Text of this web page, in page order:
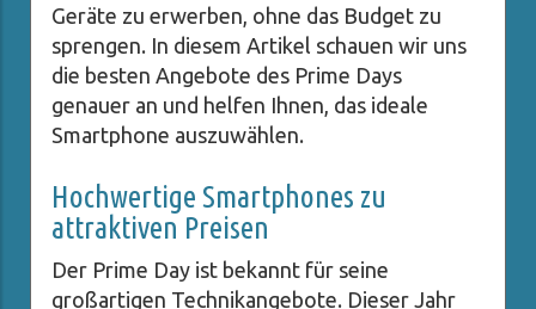
Geräte zu erwerben, ohne das Budget zu
sprengen. In diesem Artikel schauen wir uns
die besten Angebote des Prime Days
genauer an und helfen Ihnen, das ideale
Smartphone auszuwählen.
Hochwertige Smartphones zu
attraktiven Preisen
Der Prime Day ist bekannt für seine
großartigen Technikangebote. Dieser Jahr